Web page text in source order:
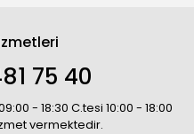
75 40
- 18:30 C.tesi 10:00 - 18:00
vermektedir.